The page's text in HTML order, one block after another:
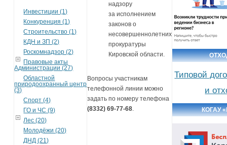
Инвестиции (1)
Конкуренция (1)
Строительство (1)
КДН и ЗП (2)
Роскомнадзор (2)
Правовые акты
Администрации (27)
Областной
природоохранный центр
(3)
Спорт (4)
ГО и ЧС (9)
Лес (20)
Молодёжи (20)
ДНД (21)
надзору
за исполнением
законов о
несовершеннолетних
прокуратуры
Кировской области.
Вопросы участникам
телефонной линии можно
задать по номеру телефона
(8332) 69-77-68.
Типовой
и
КОГАУ